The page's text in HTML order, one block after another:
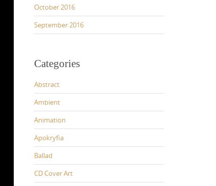
October 2016
September 2016
Categories
Abstract
Ambient
Animation
Apokryfia
Ballad
CD Cover Art